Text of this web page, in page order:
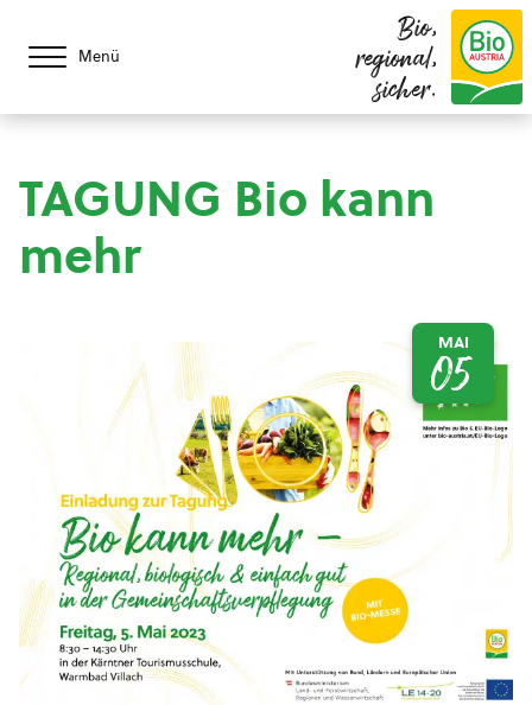
Menü
Bio,
regional,
sicher.
TAGUNG Bio kann
mehr
MAI
05